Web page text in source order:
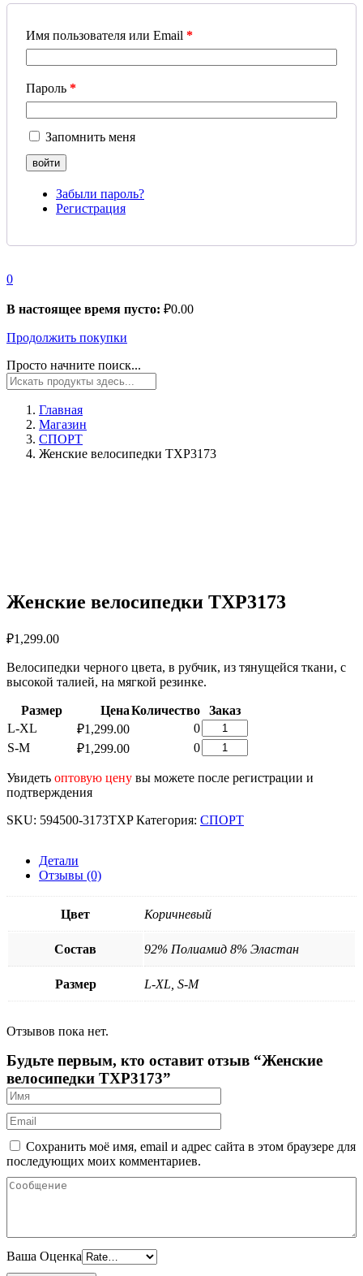
Имя пользователя или Email *
Пароль *
Запомнить меня
Забыли пароль?
Регистрация
0
В настоящее время пусто: ₽0.00
Продолжить покупки
Просто начните поиск...
Главная
Магазин
СПОРТ
Женские велосипедки TXP3173
Женские велосипедки TXP3173
₽1,299.00
Велосипедки черного цвета, в рубчик, из тянущейся ткани, с
высокой талией, на мягкой резинке.
Размер ЦенаКоличество
Заказ
L-XL
₽1,299.00 0
Количество
товара
Женские
TXP3173
S-M ₽1,299.00 0
Количество
товара
Женские
Увидеть оптовую цену вы можете после регистрации и
подтверждения
SKU: 594500-3173TXP Категория: СПОРТ
Детали
Отзывы (0)
Цвет Коричневый
Состав 92% Полиамид 8% Эластан
Размер L-XL, S-M
Отзывов пока нет.
Будьте первым, кто оставит отзыв “Женские
велосипедки TXP3173”
Сохранить моё имя, email и адрес сайта в этом браузере для
последующих моих комментариев.
Ваша Оценка